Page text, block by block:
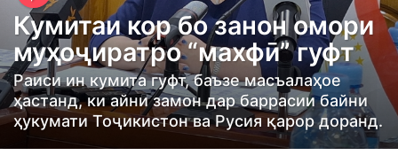
e
a
r
a
g
o
1
Кумитаи кор бо занон омори
муҳоҷиратро “махфӣ” гуфт
Раиси ин кумита гуфт, баъзе масъалаҳое
ҳастанд, ки айни замон дар баррасии байни
ҳукумати Тоҷикистон ва Русия қарор доранд.